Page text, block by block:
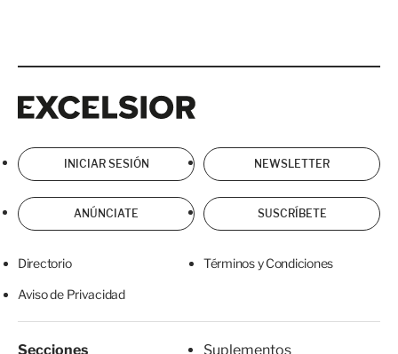
INICIAR SESIÓN NEWSLETTER
ANÚNCIATE SUSCRÍBETE
Directorio Términos y Condiciones
Aviso de Privacidad
Secciones
Suplementos